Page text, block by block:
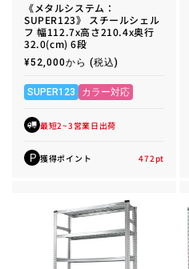
《メタルシステム：
SUPER123》 スチールシェル
フ 幅112.7x高さ210.4x奥行
32.0(cm) 6段
通
価
格
¥52,000から (税込)
SUPER123 カラー対応
最短2~3営業日出荷
P 獲得ポイント 472pt